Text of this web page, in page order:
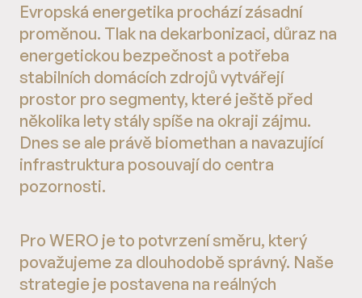
Evropská energetika prochází zásadní
proměnou. Tlak na dekarbonizaci, důraz na
energetickou bezpečnost a potřeba
stabilních domácích zdrojů vytvářejí
prostor pro segmenty, které ještě před
několika lety stály spíše na okraji zájmu.
Dnes se ale právě biomethan a navazující
infrastruktura posouvají do centra
pozornosti.
Pro WERO je to potvrzení směru, který
považujeme za dlouhodobě správný. Naše
strategie je postavena na reálných